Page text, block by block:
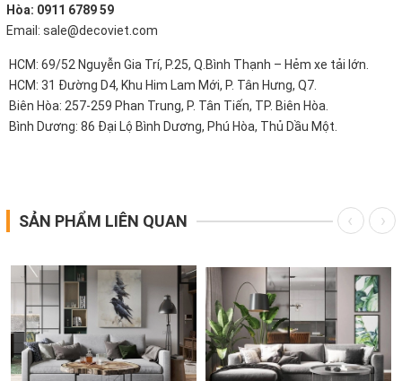
Hòa: 0911 6789 59
Email: sale@decoviet.com
HCM: 69/52 Nguyễn Gia Trí, P.25, Q.Bình Thạnh – Hẻm xe tải lớn.
HCM: 31 Đường D4, Khu Him Lam Mới, P. Tân Hưng, Q7.
Biên Hòa: 257-259 Phan Trung, P. Tân Tiến, TP. Biên Hòa.
Bình Dương: 86 Đại Lộ Bình Dương, Phú Hòa, Thủ Dầu Một.
SẢN PHẨM LIÊN QUAN